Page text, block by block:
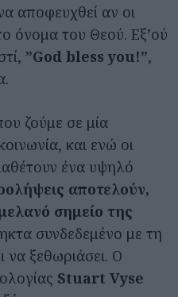
αποφευχθεί αν οι
όνομα του Θεού. Εξ’ού
”God bless you!”,
ζούμε σε μία
και ενώ οι
ένα υψηλό
αποτελούν,
σημείο της
συνδεδεμένο με τη
να ξεθωριάσει. Ο
Stuart Vyse